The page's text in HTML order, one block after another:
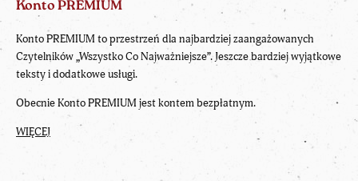
Konto PREMIUM
Konto PREMIUM to przestrzeń dla najbardziej zaangażowanych
Czytelników „Wszystko Co Najważniejsze”. Jeszcze bardziej wyjątkowe
teksty i dodatkowe usługi.
Obecnie Konto PREMIUM jest kontem bezpłatnym.
WIĘCEJ